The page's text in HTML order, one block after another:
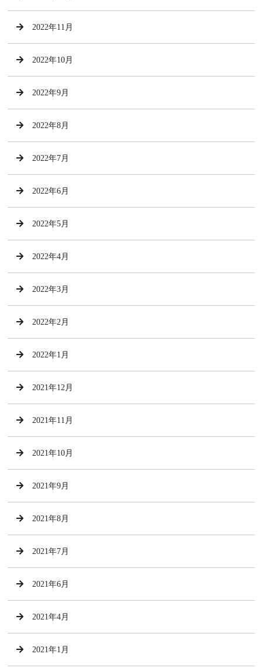
2022年11月
2022年10月
2022年9月
2022年8月
2022年7月
2022年6月
2022年5月
2022年4月
2022年3月
2022年2月
2022年1月
2021年12月
2021年11月
2021年10月
2021年9月
2021年8月
2021年7月
2021年6月
2021年4月
2021年1月